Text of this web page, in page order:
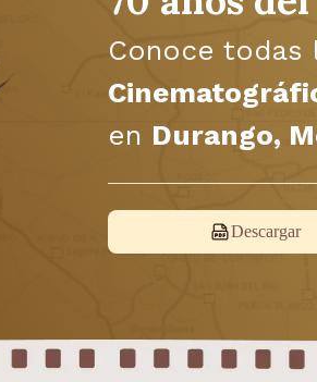
Conoce todas
en Durango,
Descargar